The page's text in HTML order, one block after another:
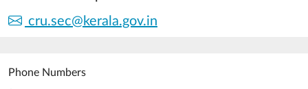
cru.sec@kerala.gov.in
Phone Numbers